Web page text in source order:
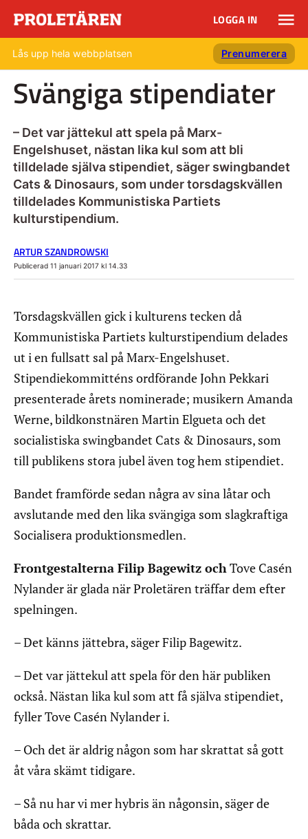
LOGGA IN
Lås upp hela webbplatsen Prenumerera
Svängiga stipendiater
– Det var jättekul att spela på Marx-
Engelshuset, nästan lika kul som att bli
tilldelade själva stipendiet, säger swingbandet
Cats & Dinosaurs, som under torsdagskvällen
tilldelades Kommunistiska Partiets
kulturstipendium.
ARTUR SZANDROWSKI
Publicerad 11 januari 2017 kl 14.33
Torsdagskvällen gick i kulturens tecken då
Kommunistiska Partiets kulturstipendium delades
ut i en fullsatt sal på Marx-Engelshuset.
Stipendiekommitténs ordförande John Pekkari
presenterade årets nominerade; musikern Amanda
Werne, bildkonstnären Martin Elgueta och det
socialistiska swingbandet Cats & Dinosaurs, som
till publikens stora jubel även tog hem stipendiet.
Bandet framförde sedan några av sina låtar och
avslutande med den lika svängiga som slagkraftiga
Socialisera produktionsmedlen.
Frontgestalterna Filip Bagewitz ochTove Casén
Nylander är glada när Proletären träffar dem efter
spelningen.
– Det känns jättebra, säger Filip Bagewitz.
– Det var jättekul att spela för den här publiken
också. Nästan lika kul som att få själva stipendiet,
fyller Tove Casén Nylander i.
– Och det är aldrig någon som har skrattat så gott
åt våra skämt tidigare.
– Så nu har vi mer hybris än någonsin, säger de
båda och skrattar.